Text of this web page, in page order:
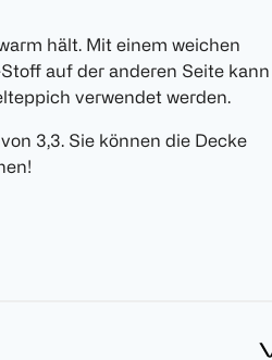
hält. Mit einem weichen
auf der anderen Seite kann
verwendet werden.
3,3. Sie können die Decke